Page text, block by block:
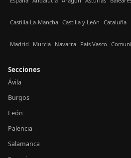
Castilla La-Mancha Castilla y León Cataluña
Madrid Murcia Navarra País Vasco
Secciones
Ávila
Burgos
León
Palencia
Salamanca